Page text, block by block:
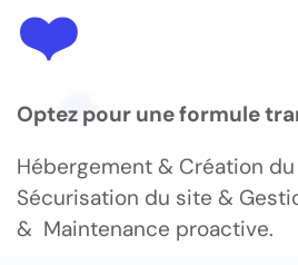
❤️
Optez pour une formule
Hébergement & Création
Sécurisation du site &
& Maintenance proactive.